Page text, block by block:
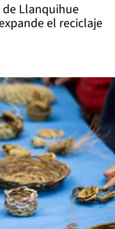
de Llanquihue
el reciclaje